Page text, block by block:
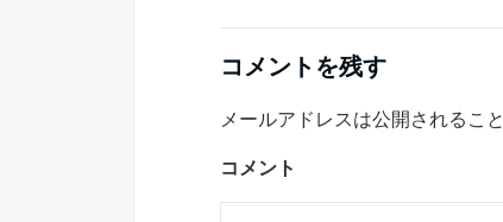
コメントを残す
メールアドレスは公開されるこ
コメント